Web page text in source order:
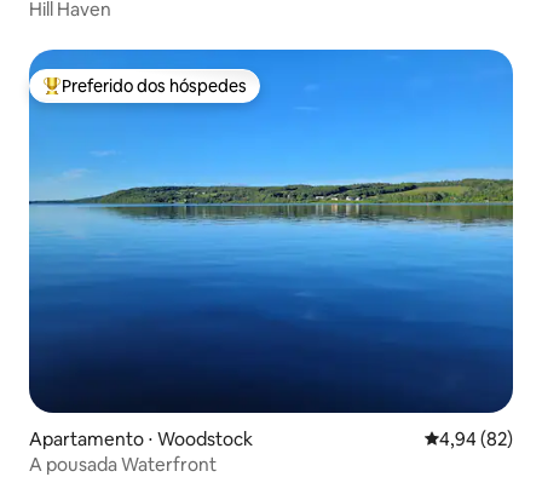
Hill Haven
Entre os melhores preferidos dos hóspedes
Preferido dos hóspedes
Apartamento ⋅ Woodstock 4,94 de uma
4,94 (82)
A pousada Waterfront